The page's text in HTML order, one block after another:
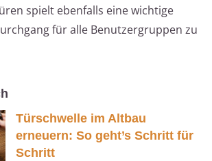
spielt ebenfalls eine wichtige
für alle Benutzergruppen zu
Türschwelle im Altbau
erneuern: So geht’s Schritt für
Schritt